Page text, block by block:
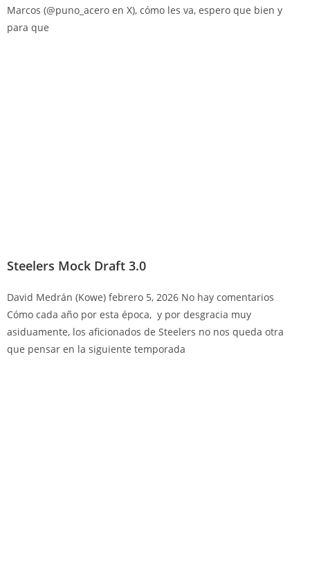
Marcos (@puno_acero en X), cómo les va, espero que bien y
para que
Steelers Mock Draft 3.0
David Medrán (Kowe) febrero 5, 2026 No hay comentarios
Cómo cada año por esta época, y por desgracia muy
asiduamente, los aficionados de Steelers no nos queda otra
que pensar en la siguiente temporada